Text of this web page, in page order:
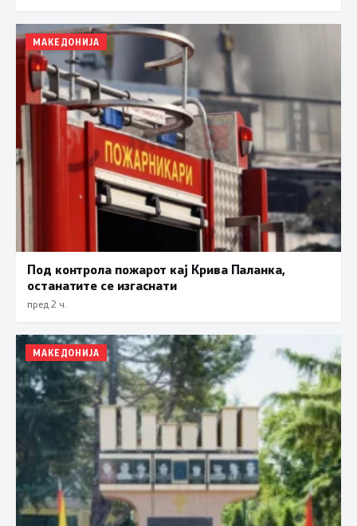
МАКЕДОНИЈА
Под контрола пожарот кај Крива Паланка,
останатите се изгаснати
пред 2 ч.
МАКЕДОНИЈА